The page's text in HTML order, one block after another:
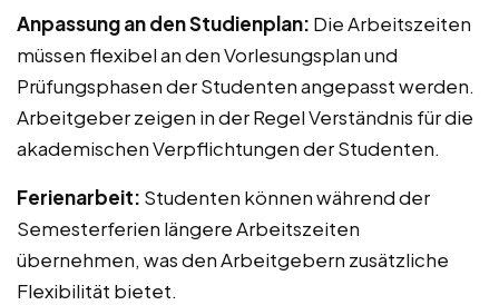
Anpassung an den Studienplan: Die Arbeitszeiten
müssen flexibel an den Vorlesungsplan und
Prüfungsphasen der Studenten angepasst werden.
Arbeitgeber zeigen in der Regel Verständnis für die
akademischen Verpflichtungen der Studenten.
Ferienarbeit: Studenten können während der
Semesterferien längere Arbeitszeiten
übernehmen, was den Arbeitgebern zusätzliche
Flexibilität bietet.